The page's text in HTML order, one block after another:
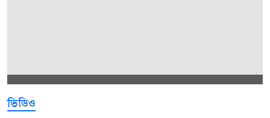
ভিডিও